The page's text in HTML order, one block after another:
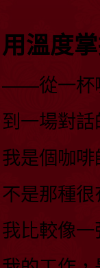
用溫度
——從一杯
到一場對
我是個咖
不是那種
我比較像